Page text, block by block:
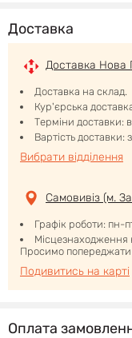
Доставка
Доставка Нова
Доставка на склад.
Кур'єрська
Терміни доставки:
Вартість
Вибрати відділення
Самовивіз (м.
Графік роботи: пн-
Місцезнаходження
Просимо попереджати
Подивитись на карті
Оплата